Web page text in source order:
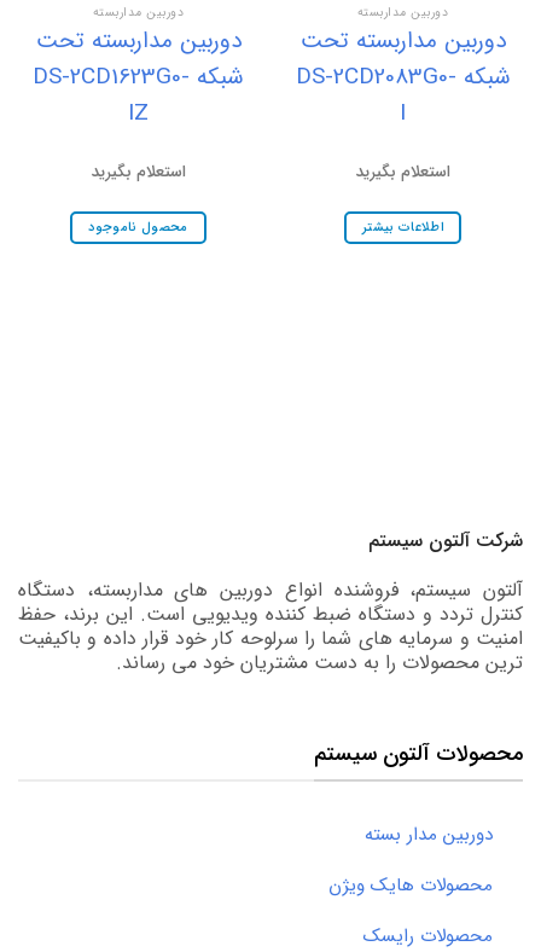
دوربین مداربسته
دوربین مداربسته تحت
شبکه DS-2CD2083G0-
I
استعلام بگیرید
اطلاعات بیشتر
دوربین مداربسته
دوربین مداربسته تحت
شبکه DS-2CD1623G0-
IZ
استعلام بگیرید
محصول ناموجود
شرکت آلتون سیستم
آلتون سیستم، فروشنده انواع دوربین های مداربسته، دستگاه
کنترل تردد و دستگاه ضبط کننده ویدیویی است. این برند، حفظ
امنیت و سرمایه های شما را سرلوحه کار خود قرار داده و باکیفیت
ترین محصولات را به دست مشتریان خود می رساند.
محصولات آلتون سیستم
دوربین مدار بسته
محصولات هایک ویژن
محصولات رایسک